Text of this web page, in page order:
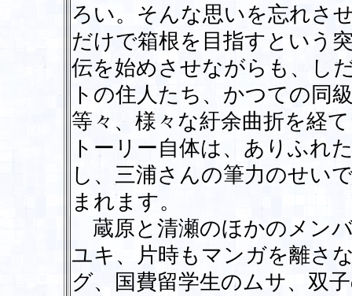
ろい。そんな思いを忘れさ
だけで箱根を目指すという
伝を始めさせながらも、し
トの住人たち、かつての同
等々、様々な紆余曲折を経
トーリー自体は、ありふれ
し、三浦さんの筆力のせい
まれます。
蔵原と清瀬のほかのメン
ユキ、片時もマンガを離さ
グ、国費留学生のムサ、双